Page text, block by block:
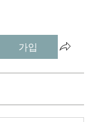
가입